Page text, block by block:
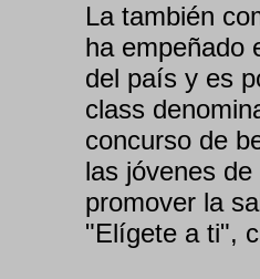
La también
ha empeñado
del país y es
class
concurso de
las jóvenes
promover la
"Elígete a ti",